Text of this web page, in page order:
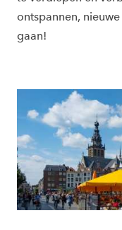
ontspannen,
gaan!